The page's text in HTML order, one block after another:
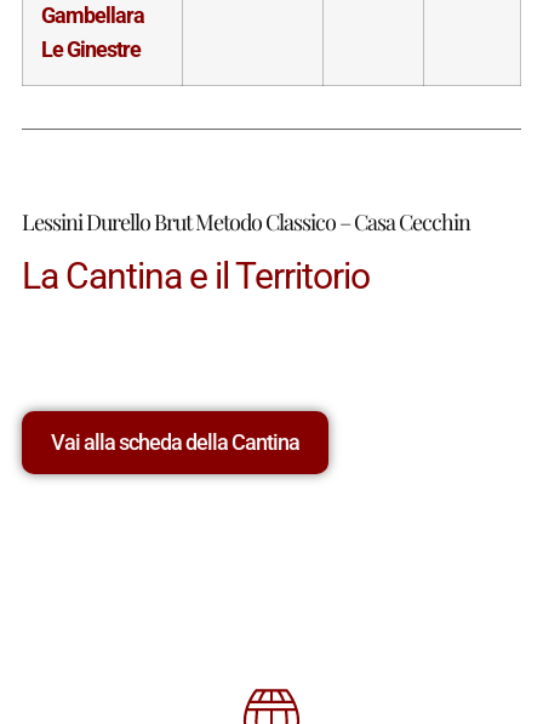
Gambellara
Le Ginestre
Lessini Durello Brut Metodo Classico – Casa Cecchin
La Cantina e il Territorio
Vai alla scheda della Cantina